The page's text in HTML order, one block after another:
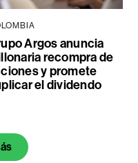
Argos anuncia
recompra de
y promete
el dividendo